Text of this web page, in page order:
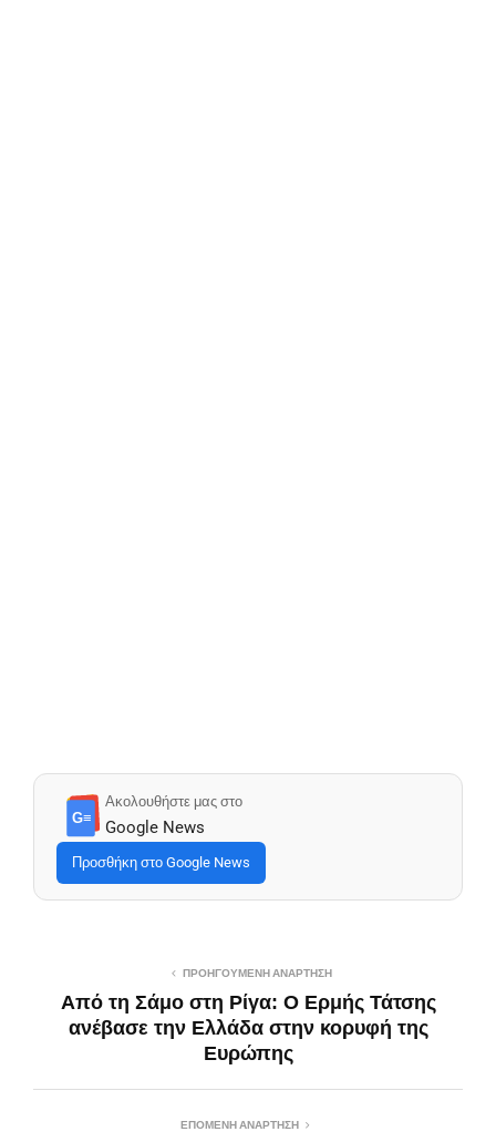
G≡
Ακολουθήστε μας στο
Google News
Προσθήκη στο Google News
ΠΡΟΗΓΟΎΜΕΝΗ ΑΝΆΡΤΗΣΗ
Από τη Σάμο στη Ρίγα: Ο Ερμής Τάτσης
ανέβασε την Ελλάδα στην κορυφή της
Ευρώπης
ΕΠΌΜΕΝΗ ΑΝΆΡΤΗΣΗ